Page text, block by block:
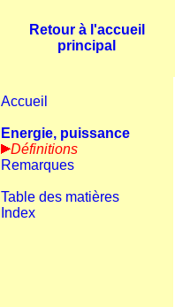
Retour à l'accueil
principal
Accueil
Energie, puissance
Définitions
Remarques
Table des matières
Index